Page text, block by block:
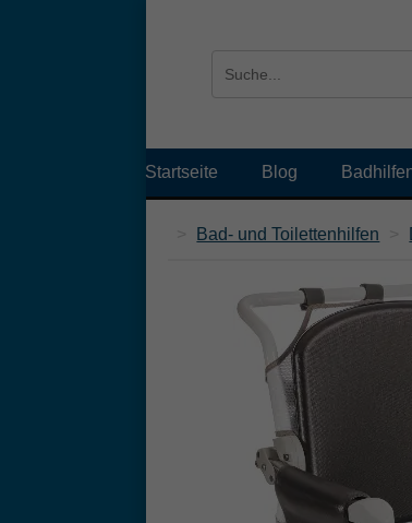
Startseite Blog
Bad- und Toilettenhilfen